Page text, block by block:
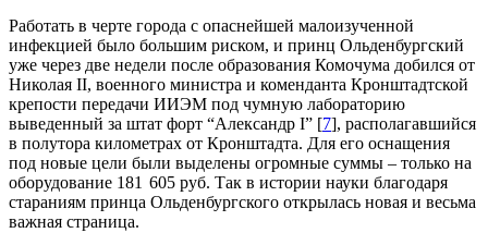
Работать в черте города с опаснейшей малоизученной
инфекцией было большим риском, и принц Ольденбургский
уже через две недели после образования Комочума добился от
Николая II, военного министра и коменданта Кронштадтской
крепости передачи ИИЭМ под чумную лабораторию
выведенный за штат форт “Александр I” [7], располагавшийся
в полутора километрах от Кронштадта. Для его оснащения
под новые цели были выделены огромные суммы – только на
оборудование 181 605 руб. Так в истории науки благодаря
стараниям принца Ольденбургского открылась новая и весьма
важная страница.